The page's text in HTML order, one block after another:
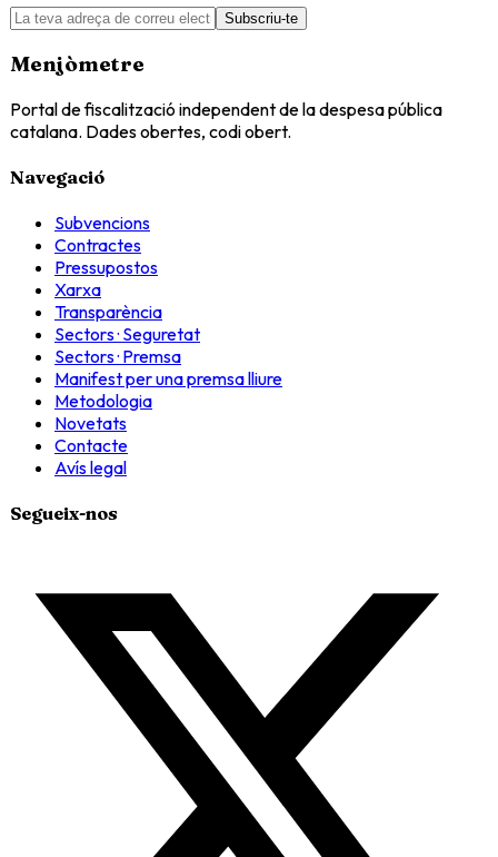
Subscriu-te
Menjòmetre
Portal de fiscalització independent de la despesa pública
catalana. Dades obertes, codi obert.
Navegació
Subvencions
Contractes
Pressupostos
Xarxa
Transparència
Sectors · Seguretat
Sectors · Premsa
Manifest per una premsa lliure
Metodologia
Novetats
Contacte
Avís legal
Segueix-nos